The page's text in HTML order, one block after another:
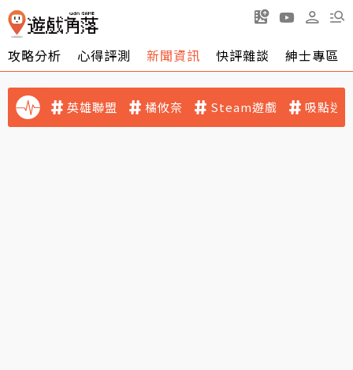
攻略分析 心得評測 新聞資訊 快評雜談 紳士專區
英雄聯盟 橘攸奈 Steam遊戲 吸點迷